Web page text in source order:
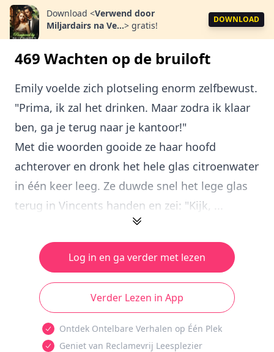
Download <Verwend door
Miljardairs na Ve...> gratis!
DOWNLOAD
469 Wachten op de bruiloft
Emily voelde zich plotseling enorm zelfbewust.
"Prima, ik zal het drinken. Maar zodra ik klaar
ben, ga je terug naar je kantoor!"
Met die woorden gooide ze haar hoofd
achterover en dronk het hele glas citroenwater
in één keer leeg. Ze duwde snel het lege glas
terug in Vincents handen en zei: "Kijk, ...
Log in en ga verder met lezen
Verder Lezen in App
Ontdek Ontelbare Verhalen op Één Plek
Geniet van Reclamevrij Leesplezier